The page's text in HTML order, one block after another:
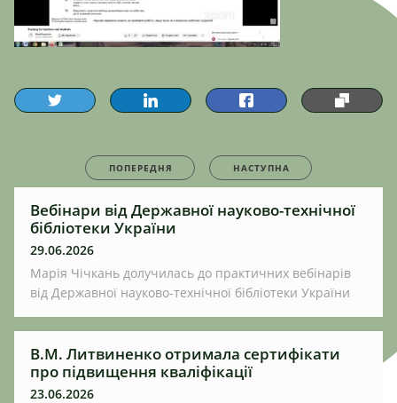
ПОПЕРЕДНЯ НАСТУПНА
Вебінари від Державної науково-технічної
бібліотеки України
29.06.2026
Марія Чічкань долучилась до практичних вебінарів
від Державної науково-технічної бібліотеки України
В.М. Литвиненко отримала сертифікати
про підвищення кваліфікації
23.06.2026